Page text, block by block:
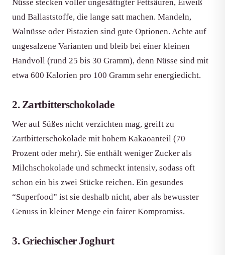
Nüsse stecken voller ungesättigter Fettsäuren, Eiweiß
und Ballaststoffe, die lange satt machen. Mandeln,
Walnüsse oder Pistazien sind gute Optionen. Achte auf
ungesalzene Varianten und bleib bei einer kleinen
Handvoll (rund 25 bis 30 Gramm), denn Nüsse sind mit
etwa 600 Kalorien pro 100 Gramm sehr energiedicht.
2. Zartbitterschokolade
Wer auf Süßes nicht verzichten mag, greift zu
Zartbitterschokolade mit hohem Kakaoanteil (70
Prozent oder mehr). Sie enthält weniger Zucker als
Milchschokolade und schmeckt intensiv, sodass oft
schon ein bis zwei Stücke reichen. Ein gesundes
“Superfood” ist sie deshalb nicht, aber als bewusster
Genuss in kleiner Menge ein fairer Kompromiss.
3. Griechischer Joghurt